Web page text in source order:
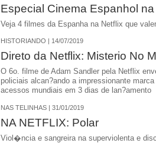
Especial Cinema Espanhol
Veja 4 filmes da Espanha na Netflix que
HISTORIANDO | 14/07/2019
Direto da Netflix: Misterio No
O 6o. filme de Adam Sandler pela Netflix
policiais alcan?ando a impressionante
acessos mundiais em 3 dias de lan?amento
NAS TELINHAS | 31/01/2019
NA NETFLIX: Polar
Viol�ncia e sangreira na superviolenta e